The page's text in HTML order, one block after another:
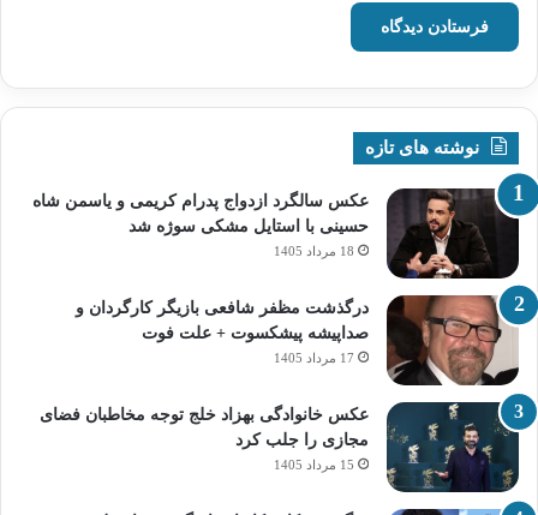
نوشته های تازه
عکس سالگرد ازدواج پدرام کریمی و یاسمن شاه‌
حسینی با استایل مشکی سوژه شد
18 مرداد 1405
درگذشت مظفر شافعی بازیگر کارگردان و
صداپیشه پیشکسوت + علت فوت
17 مرداد 1405
عکس خانوادگی بهزاد خلج توجه مخاطبان فضای
مجازی را جلب کرد
15 مرداد 1405